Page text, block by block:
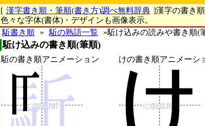
[ 漢字書き順・筆順(書き方)調べ無料辞典 ]漢字の書き
色々な字体(書体)・デザインも画像表示。
駈書き順
» 駈の熟語一覧 »駈け込みの読みや書き順(
駈け込みの書き順(筆順)
駈の書き順アニメーション けの書き順アニメーシ